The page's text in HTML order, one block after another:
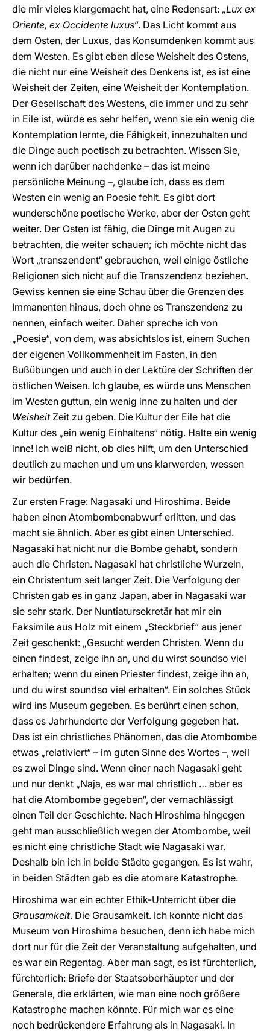
die mir vieles klargemacht hat, eine Redensart: „Lux ex
Oriente, ex Occidente luxus“. Das Licht kommt aus
dem Osten, der Luxus, das Konsumdenken kommt aus
dem Westen. Es gibt eben diese Weisheit des Ostens,
die nicht nur eine Weisheit des Denkens ist, es ist eine
Weisheit der Zeiten, eine Weisheit der Kontemplation.
Der Gesellschaft des Westens, die immer und zu sehr
in Eile ist, würde es sehr helfen, wenn sie ein wenig die
Kontemplation lernte, die Fähigkeit, innezuhalten und
die Dinge auch poetisch zu betrachten. Wissen Sie,
wenn ich darüber nachdenke – das ist meine
persönliche Meinung –, glaube ich, dass es dem
Westen ein wenig an Poesie fehlt. Es gibt dort
wunderschöne poetische Werke, aber der Osten geht
weiter. Der Osten ist fähig, die Dinge mit Augen zu
betrachten, die weiter schauen; ich möchte nicht das
Wort „transzendent“ gebrauchen, weil einige östliche
Religionen sich nicht auf die Transzendenz beziehen.
Gewiss kennen sie eine Schau über die Grenzen des
Immanenten hinaus, doch ohne es Transzendenz zu
nennen, einfach weiter. Daher spreche ich von
„Poesie“, von dem, was absichtslos ist, einem Suchen
der eigenen Vollkommenheit im Fasten, in den
Bußübungen und auch in der Lektüre der Schriften der
östlichen Weisen. Ich glaube, es würde uns Menschen
im Westen guttun, ein wenig inne zu halten und der
WeisheitZeit zu geben. Die Kultur der Eile hat die
Kultur des „ein wenig Einhaltens“ nötig. Halte ein wenig
inne! Ich weiß nicht, ob dies hilft, um den Unterschied
deutlich zu machen und um uns klarwerden, wessen
wir bedürfen.
Zur ersten Frage: Nagasaki und Hiroshima. Beide
haben einen Atombombenabwurf erlitten, und das
macht sie ähnlich. Aber es gibt einen Unterschied.
Nagasaki hat nicht nur die Bombe gehabt, sondern
auch die Christen. Nagasaki hat christliche Wurzeln,
ein Christentum seit langer Zeit. Die Verfolgung der
Christen gab es in ganz Japan, aber in Nagasaki war
sie sehr stark. Der Nuntiatursekretär hat mir ein
Faksimile aus Holz mit einem „Steckbrief“ aus jener
Zeit geschenkt: „Gesucht werden Christen. Wenn du
einen findest, zeige ihn an, und du wirst soundso viel
erhalten; wenn du einen Priester findest, zeige ihn an,
und du wirst soundso viel erhalten“. Ein solches Stück
wird ins Museum gegeben. Es berührt einen schon,
dass es Jahrhunderte der Verfolgung gegeben hat.
Das ist ein christliches Phänomen, das die Atombombe
etwas „relativiert“ – im guten Sinne des Wortes –, weil
es zwei Dinge sind. Wenn einer nach Nagasaki geht
und nur denkt „Naja, es war mal christlich … aber es
hat die Atombombe gegeben“, der vernachlässigt
einen Teil der Geschichte. Nach Hiroshima hingegen
geht man ausschließlich wegen der Atombombe, weil
es nicht eine christliche Stadt wie Nagasaki war.
Deshalb bin ich in beide Städte gegangen. Es ist wahr,
in beiden Städten gab es die atomare Katastrophe.
Hiroshima war ein echter Ethik-Unterricht über die
Grausamkeit. Die Grausamkeit. Ich konnte nicht das
Museum von Hiroshima besuchen, denn ich habe mich
dort nur für die Zeit der Veranstaltung aufgehalten, und
es war ein Regentag. Aber man sagt, es ist fürchterlich,
fürchterlich: Briefe der Staatsoberhäupter und der
Generale, die erklärten, wie man eine noch größere
Katastrophe machen könnte. Für mich war es eine
noch bedrückendere Erfahrung als in Nagasaki. In